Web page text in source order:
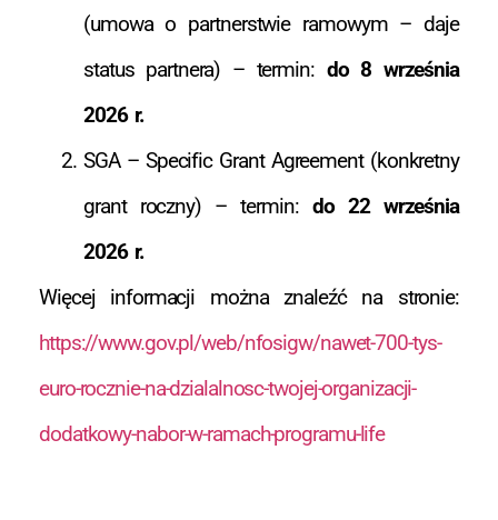
(umowa o partnerstwie ramowym – daje
status partnera) – termin: do 8 września
2026 r.
SGA – Specific Grant Agreement (konkretny
grant roczny) – termin: do 22 września
2026 r.
Więcej informacji można znaleźć na stronie:
https://www.gov.pl/web/nfosigw/nawet-700-tys-
euro-rocznie-na-dzialalnosc-twojej-organizacji-
dodatkowy-nabor-w-ramach-programu-life